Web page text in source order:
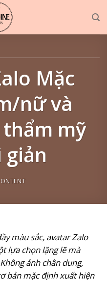
Mặc
nữ và
mỹ
màu sắc, avatar Zalo
lựa chọn lặng lẽ mà
ảnh chân dung,
bản mặc định xuất hiện